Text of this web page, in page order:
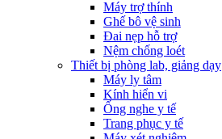
Máy trợ thính
Ghế bô vệ sinh
Đai nẹp hỗ trợ
Nệm chống loét
Thiết bị phòng lab, giảng dạy
Máy ly tâm
Kính hiển vi
Ống nghe y tế
Trang phục y tế